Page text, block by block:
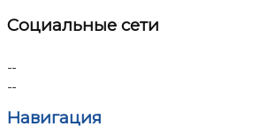
Социальные сети
Навигация